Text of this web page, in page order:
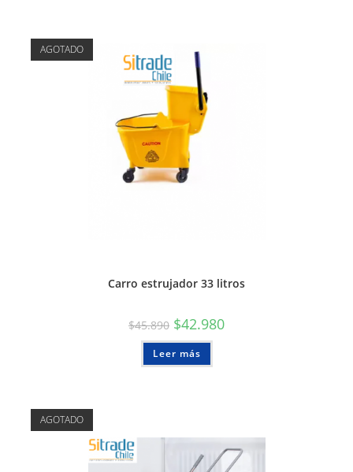
AGOTADO
Carro estrujador 33 litros
$45.890 $42.980
Leer más
AGOTADO